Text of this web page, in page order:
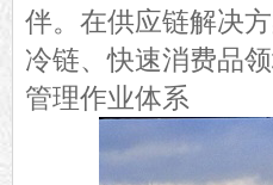
伴。在供应链解决
冷链、快速消费品
管理作业体系